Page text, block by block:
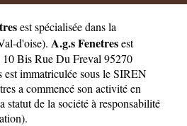
estspécialisée dans la
d'oise). A.g.s Fenetresest
Bis Rue Du Freval 95270
est immatriculée sous le SIREN
a commencé son activité en
statut de la société à responsabilité